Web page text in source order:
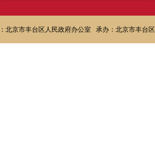
北京市丰台区人民政府办公室 承办：北京市丰台